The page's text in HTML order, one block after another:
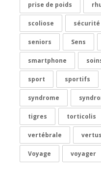
prise de poids
scoliose sécurité
seniors Sens
smartphone
sport sportifs
syndrome
tigres torticolis
vertébrale vertus
Voyage voyager